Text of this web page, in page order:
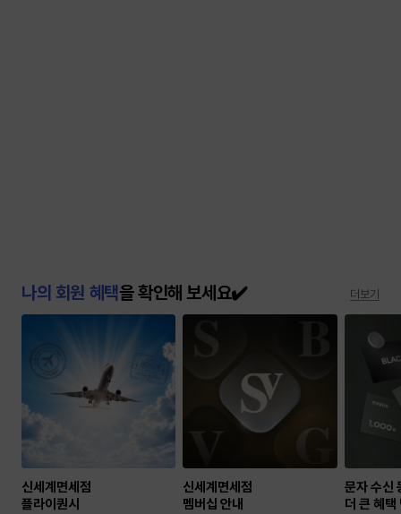
나의 회원 혜택을 확인해 보세요✔️ 더보기
신세계면세점
플라이퀀시
신세계면세점
멤버십 안내
문자 수신
더 큰 혜택